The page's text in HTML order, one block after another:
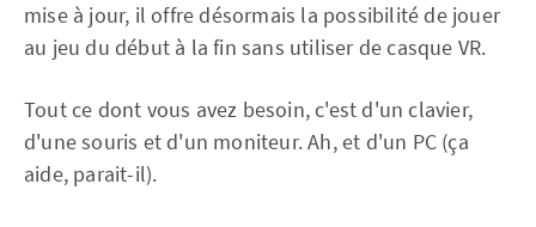
mise à jour, il offre désormais la possibilité de jouer
au jeu du début à la fin sans utiliser de casque VR.
Tout ce dont vous avez besoin, c'est d'un clavier,
d'une souris et d'un moniteur. Ah, et d'un PC (ça
aide, parait-il).